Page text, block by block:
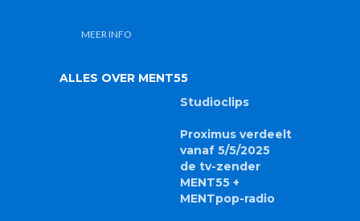
MEER INFO
ALLES OVER MENT55
Studioclips
Proximus verdeelt
vanaf 5/5/2025
de tv-zender
MENT55 +
MENTpop-radio